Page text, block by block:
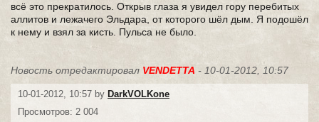
всё это прекратилось. Открыв глаза я увидел гору перебитых
аллитов и лежачего Эльдара, от которого шёл дым. Я подошёл
к нему и взял за кисть. Пульса не было.
Новость отредактировал VENDETTA - 10-01-2012, 10:57
10-01-2012, 10:57 by DarkVOLKone
Просмотров: 2 004